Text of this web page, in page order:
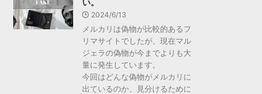
2024/6/13
メルカリは偽物が比較的あるフ
リマサイトでしたが、現在マル
ジェラの偽物が今までよりも大
量に発生しています。
今回はどんな偽物がメルカリに
出ているのか、見分けるために